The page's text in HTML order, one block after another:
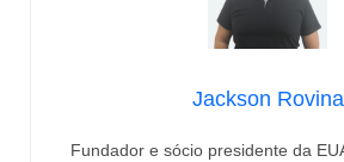
Jackson Rovina
Fundador e sócio presidente da